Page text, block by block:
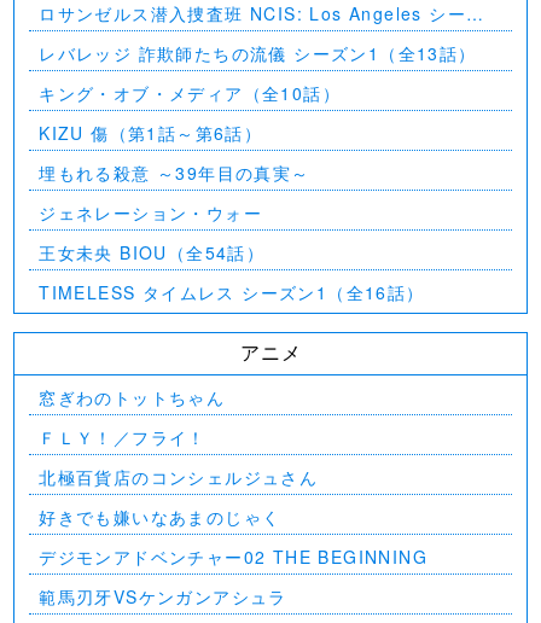
ロサンゼルス潜入捜査班 NCIS: Los Angeles シーズ
ン5（第2話～第24話）
レバレッジ 詐欺師たちの流儀 シーズン1（全13話）
キング・オブ・メディア（全10話）
KIZU 傷（第1話～第6話）
埋もれる殺意 ～39年目の真実～
ジェネレーション・ウォー
王女未央 BIOU（全54話）
TIMELESS タイムレス シーズン1（全16話）
アニメ
窓ぎわのトットちゃん
ＦＬＹ！／フライ！
北極百貨店のコンシェルジュさん
好きでも嫌いなあまのじゃく
デジモンアドベンチャー02 THE BEGINNING
範馬刃牙VSケンガンアシュラ